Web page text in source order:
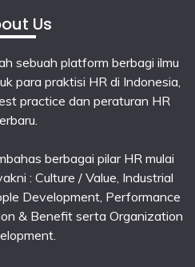
Us
sebuah platform berbagi ilmu
para praktisi HR di Indonesia,
practice dan peraturan HR
berbagai pilar HR mulai
: Culture / Value, Industrial
Development, Performance
& Benefit serta Organization